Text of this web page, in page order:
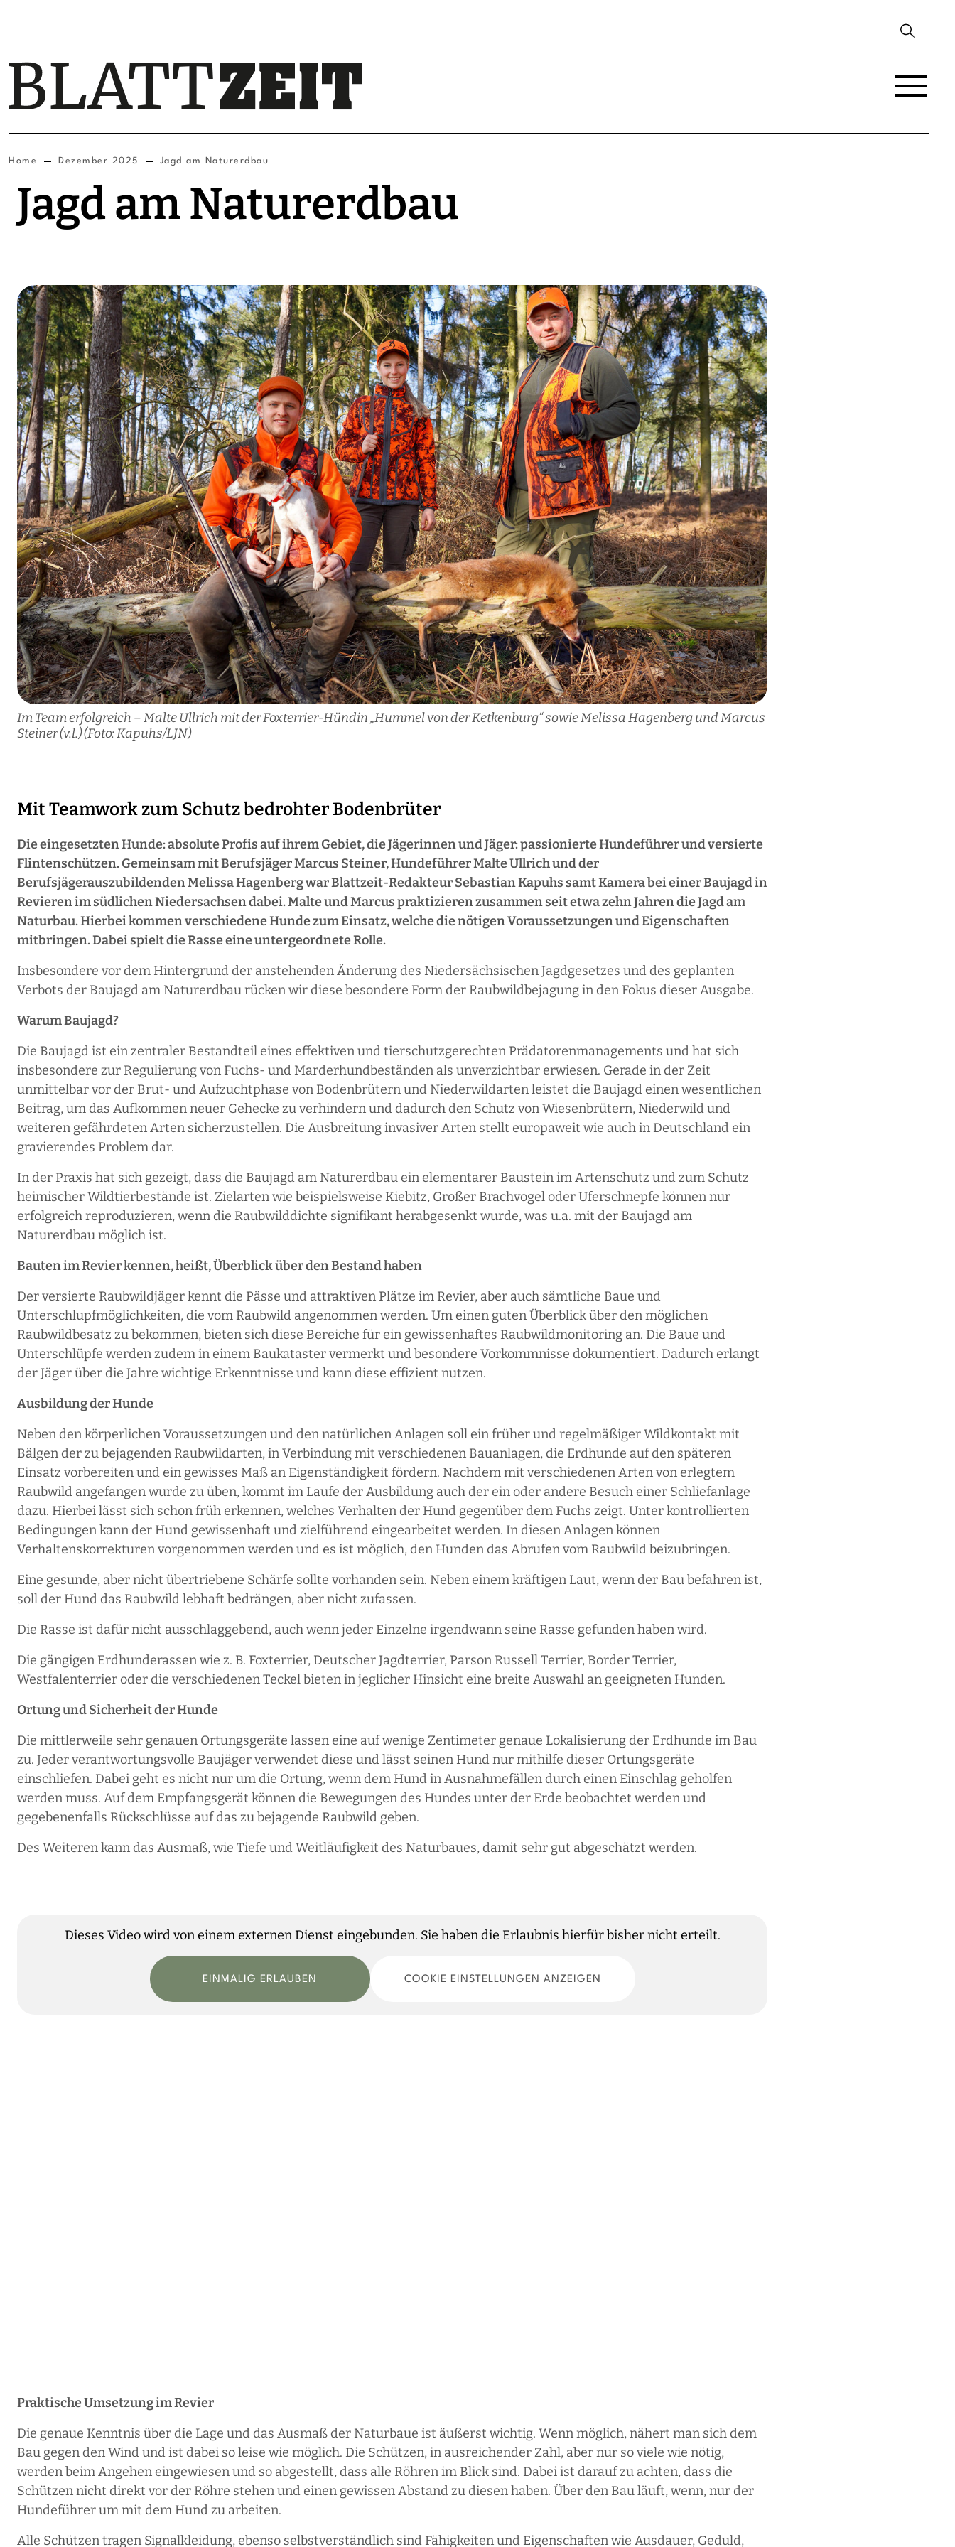
Home Dezember 2025 Jagd am Naturerdbau
Jagd am Naturerdbau
Im Team erfolgreich – Malte Ullrich mit der Foxterrier-Hündin „Hummel von der Ketkenburg“ sowie Melissa Hagenberg und Marcus
Steiner (v.l.) (Foto: Kapuhs/LJN)
Mit Teamwork zum Schutz bedrohter Bodenbrüter
Die eingesetzten Hunde: absolute Profis auf ihrem Gebiet, die Jägerinnen und Jäger: passionierte Hundeführer und versierte
Flintenschützen. Gemeinsam mit Berufsjäger Marcus Steiner, Hundeführer Malte Ullrich und der
Berufsjägerauszubildenden Melissa Hagenberg war Blattzeit-Redakteur Sebastian Kapuhs samt Kamera bei einer Baujagd in
Revieren im südlichen Niedersachsen dabei. Malte und Marcus praktizieren zusammen seit etwa zehn Jahren die Jagd am
Naturbau. Hierbei kommen verschiedene Hunde zum Einsatz, welche die nötigen Voraussetzungen und Eigenschaften
mitbringen. Dabei spielt die Rasse eine untergeordnete Rolle.
Insbesondere vor dem Hintergrund der anstehenden Änderung des Niedersächsischen Jagdgesetzes und des geplanten
Verbots der Baujagd am Naturerdbau rücken wir diese besondere Form der Raubwildbejagung in den Fokus dieser Ausgabe.
Warum Baujagd?
Die Baujagd ist ein zentraler Bestandteil eines effektiven und tierschutzgerechten Prädatorenmanagements und hat sich
insbesondere zur Regulierung von Fuchs- und Marderhundbeständen als unverzichtbar erwiesen. Gerade in der Zeit
unmittelbar vor der Brut- und Aufzuchtphase von Bodenbrütern und Niederwildarten leistet die Baujagd einen wesentlichen
Beitrag, um das Aufkommen neuer Gehecke zu verhindern und dadurch den Schutz von Wiesenbrütern, Niederwild und
weiteren gefährdeten Arten sicherzustellen. Die Ausbreitung invasiver Arten stellt europaweit wie auch in Deutschland ein
gravierendes Problem dar.
In der Praxis hat sich gezeigt, dass die Baujagd am Naturerdbau ein elementarer Baustein im Artenschutz und zum Schutz
heimischer Wildtierbestände ist. Zielarten wie beispielsweise Kiebitz, Großer Brachvogel oder Uferschnepfe können nur
erfolgreich reproduzieren, wenn die Raubwilddichte signifikant herabgesenkt wurde, was u.a. mit der Baujagd am
Naturerdbau möglich ist.
Bauten im Revier kennen, heißt, Überblick über den Bestand haben
Der versierte Raubwildjäger kennt die Pässe und attraktiven Plätze im Revier, aber auch sämtliche Baue und
Unterschlupfmöglichkeiten, die vom Raubwild angenommen werden. Um einen guten Überblick über den möglichen
Raubwildbesatz zu bekommen, bieten sich diese Bereiche für ein gewissenhaftes Raubwildmonitoring an. Die Baue und
Unterschlüpfe werden zudem in einem Baukataster vermerkt und besondere Vorkommnisse dokumentiert. Dadurch erlangt
der Jäger über die Jahre wichtige Erkenntnisse und kann diese effizient nutzen.
Ausbildung der Hunde
Neben den körperlichen Voraussetzungen und den natürlichen Anlagen soll ein früher und regelmäßiger Wildkontakt mit
Bälgen der zu bejagenden Raubwildarten, in Verbindung mit verschiedenen Bauanlagen, die Erdhunde auf den späteren
Einsatz vorbereiten und ein gewisses Maß an Eigenständigkeit fördern. Nachdem mit verschiedenen Arten von erlegtem
Raubwild angefangen wurde zu üben, kommt im Laufe der Ausbildung auch der ein oder andere Besuch einer Schliefanlage
dazu. Hierbei lässt sich schon früh erkennen, welches Verhalten der Hund gegenüber dem Fuchs zeigt. Unter kontrollierten
Bedingungen kann der Hund gewissenhaft und zielführend eingearbeitet werden. In diesen Anlagen können
Verhaltenskorrekturen vorgenommen werden und es ist möglich, den Hunden das Abrufen vom Raubwild beizubringen.
Eine gesunde, aber nicht übertriebene Schärfe sollte vorhanden sein. Neben einem kräftigen Laut, wenn der Bau befahren ist,
soll der Hund das Raubwild lebhaft bedrängen, aber nicht zufassen.
Die Rasse ist dafür nicht ausschlaggebend, auch wenn jeder Einzelne irgendwann seine Rasse gefunden haben wird.
Die gängigen Erdhunderassen wie z. B. Foxterrier, Deutscher Jagdterrier, Parson Russell Terrier, Border Terrier,
Westfalenterrier oder die verschiedenen Teckel bieten in jeglicher Hinsicht eine breite Auswahl an geeigneten Hunden.
Ortung und Sicherheit der Hunde
Die mittlerweile sehr genauen Ortungsgeräte lassen eine auf wenige Zentimeter genaue Lokalisierung der Erdhunde im Bau
zu. Jeder verantwortungsvolle Baujäger verwendet diese und lässt seinen Hund nur mithilfe dieser Ortungsgeräte
einschliefen. Dabei geht es nicht nur um die Ortung, wenn dem Hund in Ausnahmefällen durch einen Einschlag geholfen
werden muss. Auf dem Empfangsgerät können die Bewegungen des Hundes unter der Erde beobachtet werden und
gegebenenfalls Rückschlüsse auf das zu bejagende Raubwild geben.
Des Weiteren kann das Ausmaß, wie Tiefe und Weitläufigkeit des Naturbaues, damit sehr gut abgeschätzt werden.
Dieses Video wird von einem externen Dienst eingebunden. Sie haben die Erlaubnis hierfür bisher nicht erteilt.
EINMALIG ERLAUBEN COOKIE EINSTELLUNGEN ANZEIGEN
Praktische Umsetzung im Revier
Die genaue Kenntnis über die Lage und das Ausmaß der Naturbaue ist äußerst wichtig. Wenn möglich, nähert man sich dem
Bau gegen den Wind und ist dabei so leise wie möglich. Die Schützen, in ausreichender Zahl, aber nur so viele wie nötig,
werden beim Angehen eingewiesen und so abgestellt, dass alle Röhren im Blick sind. Dabei ist darauf zu achten, dass die
Schützen nicht direkt vor der Röhre stehen und einen gewissen Abstand zu diesen haben. Über den Bau läuft, wenn, nur der
Hundeführer um mit dem Hund zu arbeiten.
Alle Schützen tragen Signalkleidung, ebenso selbstverständlich sind Fähigkeiten und Eigenschaften wie Ausdauer, Geduld,